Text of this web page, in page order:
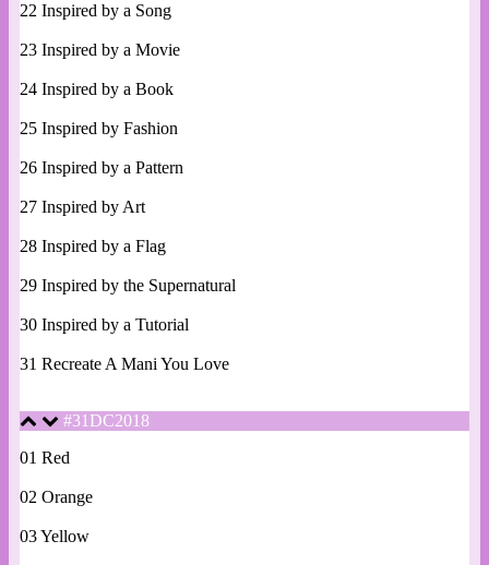
22 Inspired by a Song
23 Inspired by a Movie
24 Inspired by a Book
25 Inspired by Fashion
26 Inspired by a Pattern
27 Inspired by Art
28 Inspired by a Flag
29 Inspired by the Supernatural
30 Inspired by a Tutorial
31 Recreate A Mani You Love
#31DC2018
01 Red
02 Orange
03 Yellow